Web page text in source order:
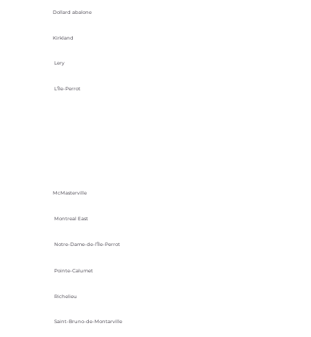
Dollard abalone
Kirkland
Lery
L'Île-Perrot
McMasterville
Montreal East
Notre-Dame-de-l’Île-Perrot
Pointe-Calumet
Richelieu
Saint-Bruno-de-Montarville